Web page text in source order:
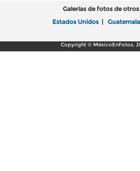
Galerías de fotos de otros
Estados Unidos | Guatemala
Copyright © MéxicoEnFotos,